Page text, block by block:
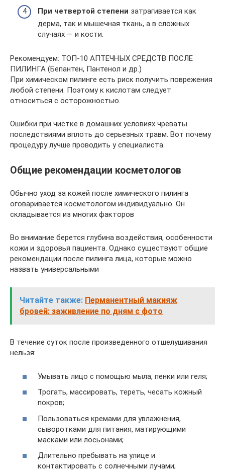
При четвертой степени затрагивается как
дерма, так и мышечная ткань, а в сложных
случаях — и кости.
Рекомендуем: ТОП-10 АПТЕЧНЫХ СРЕДСТВ ПОСЛЕ
ПИЛИНГА (Бепантен, Пантенол и др.)
При химическом пилинге есть риск получить поврежения
любой степени. Поэтому к кислотам следует
относиться с осторожностью.
Ошибки при чистке в домашних условиях чреваты
последствиями вплоть до серьезных травм. Вот почему
процедуру лучше проводить у специалиста.
Общие рекомендации косметологов
Обычно уход за кожей после химического пилинга
оговаривается косметологом индивидуально. Он
складывается из многих факторов
Во внимание берется глубина воздействия, особенности
кожи и здоровья пациента. Однако существуют общие
рекомендации после пилинга лица, которые можно
назвать универсальными
Читайте также: Перманентный макияж
бровей: заживление по дням с фото
В течение суток после произведенного отшелушивания
нельзя:
Умывать лицо с помощью мыла, пенки или геля;
Трогать, массировать, тереть, чесать кожный
покров;
Пользоваться кремами для увлажнения,
сыворотками для питания, матирующими
масками или лосьонами;
Длительно пребывать на улице и
контактировать с солнечными лучами;